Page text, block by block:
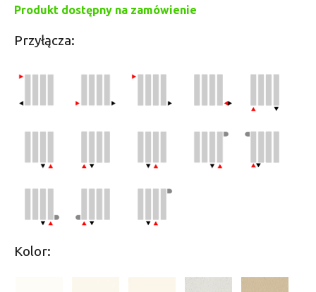
Produkt dostępny na zamówienie
Przyłącza:
Kolor: